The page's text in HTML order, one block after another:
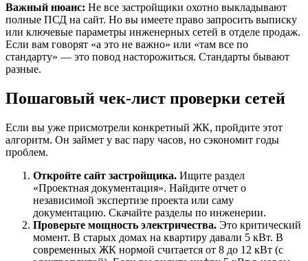
Важный нюанс: Не все застройщики охотно выкладывают
полные ПСД на сайт. Но вы имеете право запросить выписку
или ключевые параметры инженерных сетей в отделе продаж.
Если вам говорят «а это не важно» или «там все по
стандарту» — это повод насторожиться. Стандарты бывают
разные.
Пошаговый чек-лист проверки сетей
Если вы уже присмотрели конкретный ЖК, пройдите этот
алгоритм. Он займет у вас пару часов, но сэкономит годы
проблем.
Откройте сайт застройщика. Ищите раздел
«Проектная документация». Найдите отчет о
независимой экспертизе проекта или саму
документацию. Скачайте разделы по инженерии.
Проверьте мощность электричества. Это критический
момент. В старых домах на квартиру давали 5 кВт. В
современных ЖК нормой считается от 8 до 12 кВт (с